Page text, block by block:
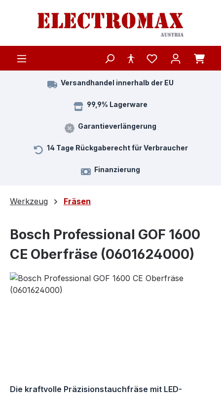
Zum Hauptinhalt springen
Versandhandel innerhalb der EU
99,9% Lagerware
Garantieverlängerung
14 Tage Rückgaberecht für Verbraucher
Finanzierung
Werkzeug Fräsen
Bosch Professional GOF 1600
CE Oberfräse (0601624000)
Bildergalerie überspringen
Die kraftvolle Präzisionstauchfräse mit LED-